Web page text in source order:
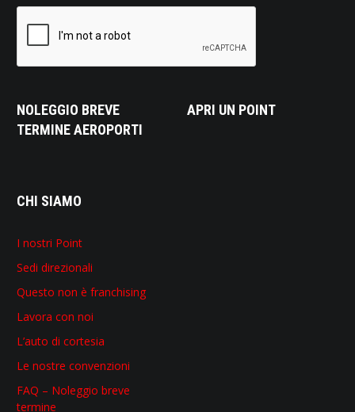
NOLEGGIO BREVE
TERMINE AEROPORTI
APRI UN POINT
CHI SIAMO
I nostri Point
Sedi direzionali
Questo non è franchising
Lavora con noi
L’auto di cortesia
Le nostre convenzioni
FAQ – Noleggio breve
termine